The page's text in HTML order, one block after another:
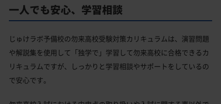
一人でも安心、学習相談
じゅけラボ予備校の勿来高校受験対策カリキュラムは、演習問題
や解説集を使用して「独学で」学習して勿来高校に合格できるカ
リキュラムですが、しっかりと学習相談やサポートをしているの
で安心です。